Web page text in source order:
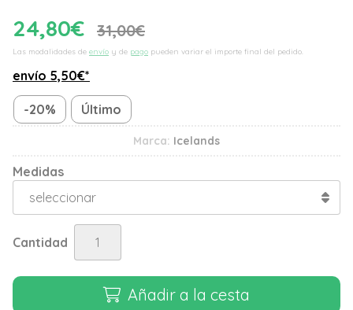
24,80€ 31,00€
Las modalidades de envío y de pago pueden variar el importe final del pedido.
envío 5,50€*
-20% Último
Marca: Icelands
Medidas
Cantidad
Añadir a la cesta